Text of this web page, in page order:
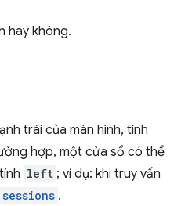
hay không.
trái của màn hình, tính
hợp, một cửa sổ có thể
left ; ví dụ: khi truy vấn
sessions .